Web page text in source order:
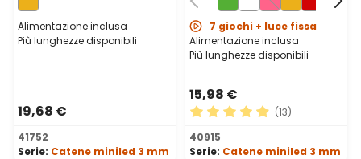
Alimentazione inclusa
Più lunghezze disponibili
19,68 €
41752
Serie: Catene miniled 3 mm
7 giochi + luce fissa
Alimentazione inclusa
Più lunghezze disponibili
15,98 €
Valutazione media di 4.92
(13)
40915
Serie: Catene miniled 3 mm